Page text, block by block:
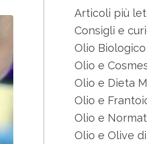
Articoli più
Consigli e
Olio Biologico
Olio e
Olio e Dieta
Olio e
Olio e
Olio e Olive